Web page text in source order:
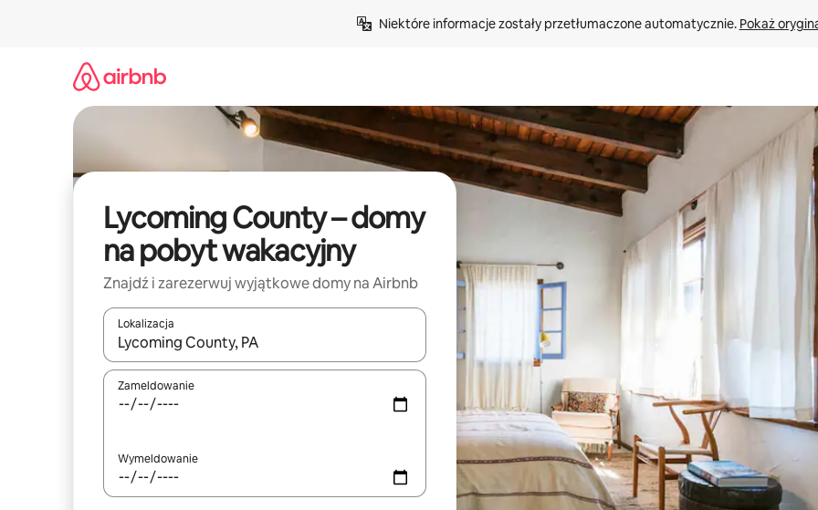
Niektóre informacje zostały przetłumaczone automatycznie. Pokaż
Lycoming County – domy
na pobyt wakacyjny
Znajdź i zarezerwuj wyjątkowe domy na Airbnb
Lokalizacja
Gdy wyniki będą dostępne, możesz poruszać się po nich za pomocą klawiszy strzałek w górę i w dół lub przeglądać je
Zameldowanie
Wymeldowanie